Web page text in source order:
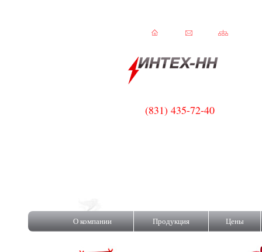
(831) 435-72-40
О компании Продукция Цены